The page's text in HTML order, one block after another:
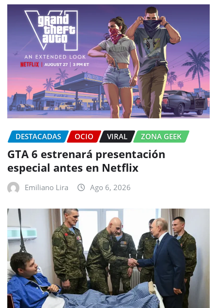
DESTACADAS OCIO VIRAL ZONA GEEK
GTA 6 estrenará presentación
especial antes en Netflix
Emiliano Lira Ago 6, 2026